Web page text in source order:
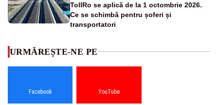
TollRo se aplică de la 1 octombrie 2026.
Ce se schimbă pentru șoferi și
transportatori
URMĂREȘTE-NE PE
Facebook YouTube